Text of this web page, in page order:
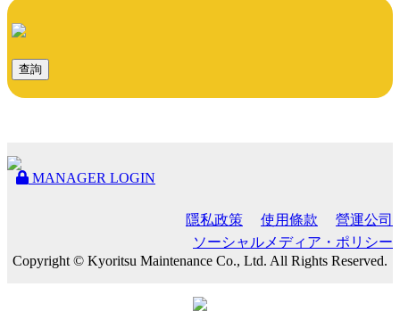
查詢
MANAGER LOGIN
隱私政策 使用條款
營運公司
ソーシャルメディア・ポリシー
Copyright © Kyoritsu Maintenance Co., Ltd. All Rights Reserved.